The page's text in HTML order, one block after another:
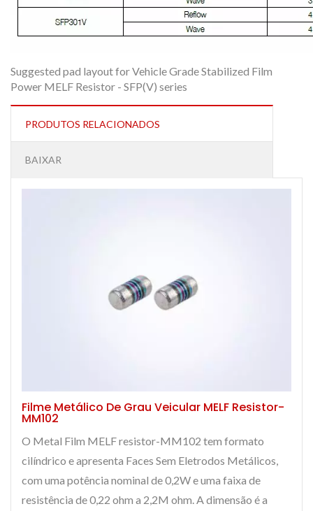
Suggested pad layout for Vehicle Grade Stabilized Film
Power MELF Resistor - SFP(V) series
PRODUTOS RELACIONADOS
BAIXAR
Filme Metálico De Grau Veicular MELF Resistor-
MM102
O Metal Film MELF resistor-MM102 tem formato
cilíndrico e apresenta Faces Sem Eletrodos Metálicos,
com uma potência nominal de 0,2W e uma faixa de
resistência de 0,22 ohm a 2,2M ohm. A dimensão é a